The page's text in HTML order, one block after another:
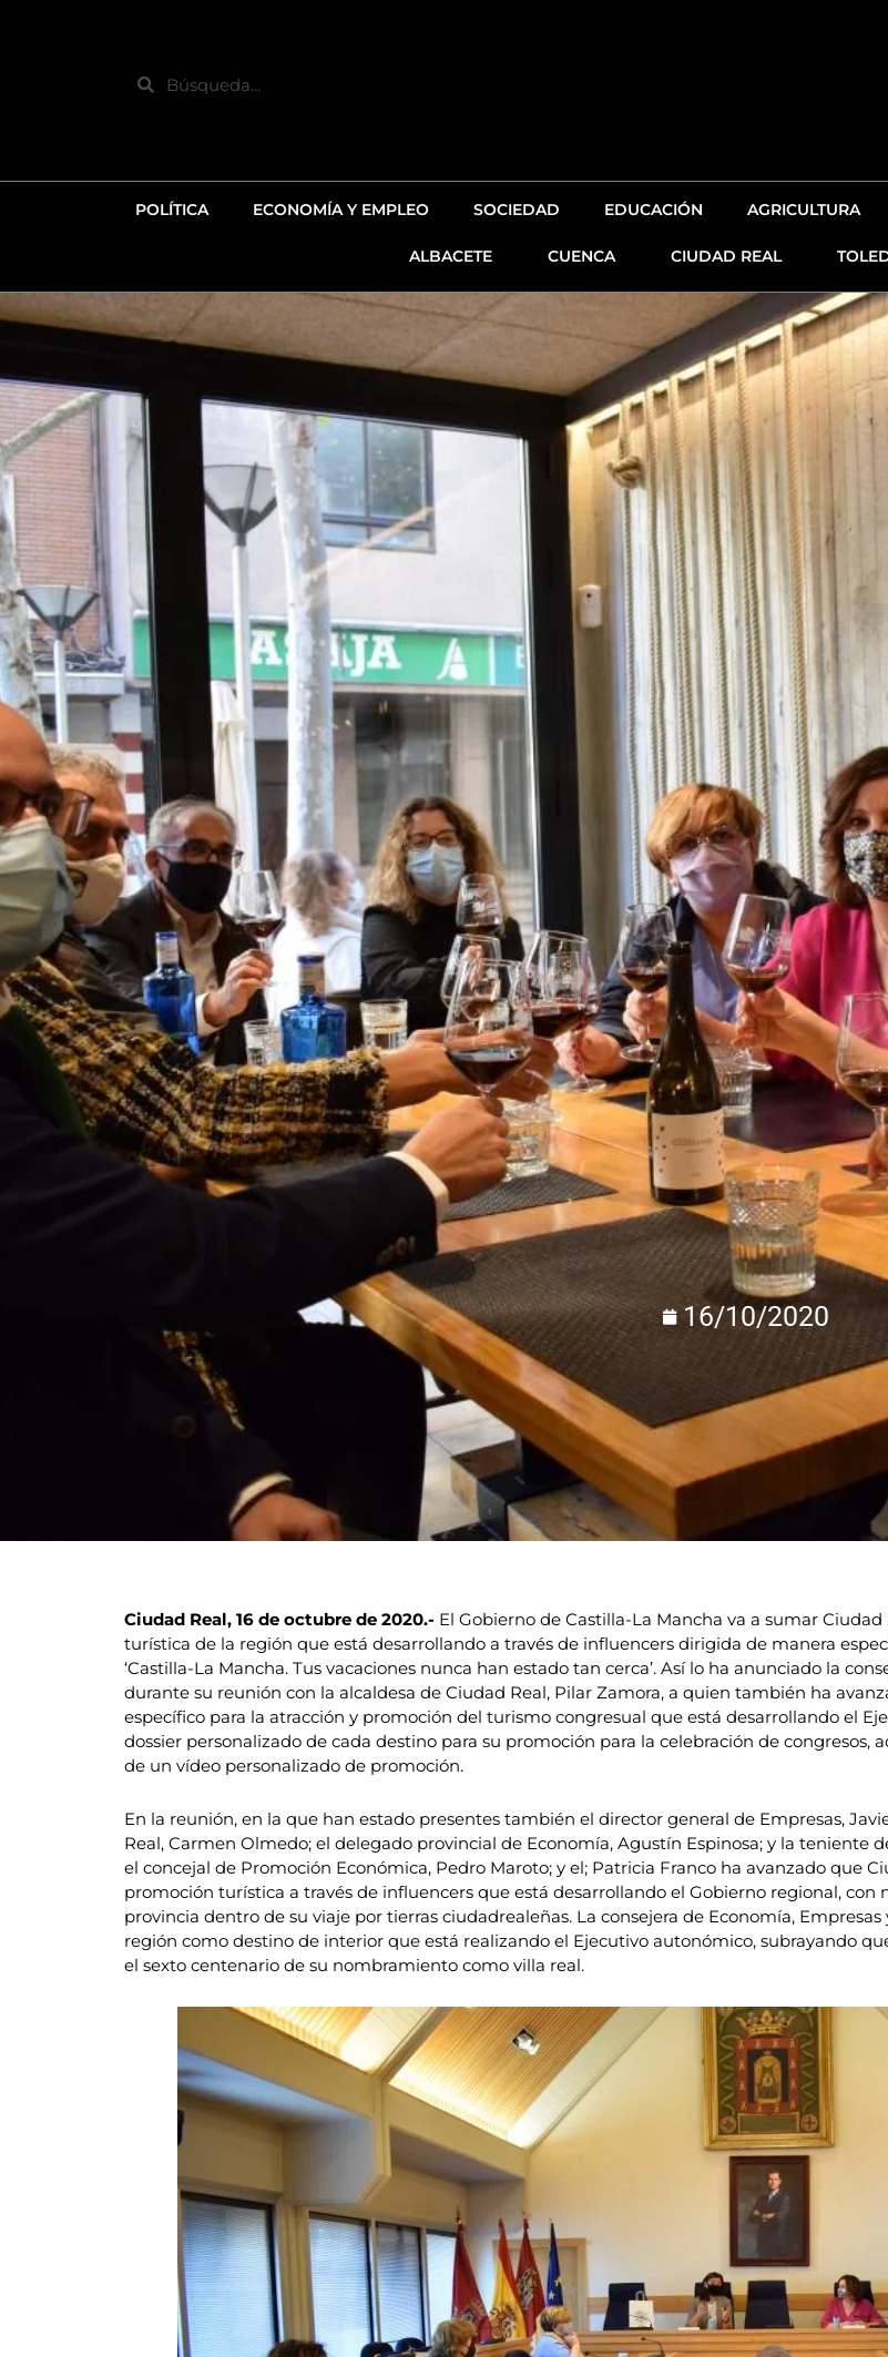
Search
POLÍTICA ECONOMÍA Y EMPLEO SOCIEDAD EDUCACIÓN AGRICULTURA
ALBACETE CUENCA CIUDAD REAL
16/10/2020
Ciudad Real, 16 de octubre de 2020.- El Gobierno de Castilla-La Mancha va a sumar
turística de la región que está desarrollando a través de influencers dirigida de manera
‘Castilla-La Mancha. Tus vacaciones nunca han estado tan cerca’. Así lo ha anunciado la
durante su reunión con la alcaldesa de Ciudad Real, Pilar Zamora, a quien también ha
específico para la atracción y promoción del turismo congresual que está desarrollando el
dossier personalizado de cada destino para su promoción para la celebración de
de un vídeo personalizado de promoción.
En la reunión, en la que han estado presentes también el director general de Empresas,
Real, Carmen Olmedo; el delegado provincial de Economía, Agustín Espinosa; y la teniente
el concejal de Promoción Económica, Pedro Maroto; y el; Patricia Franco ha avanzado que
promoción turística a través de influencers que está desarrollando el Gobierno regional,
provincia dentro de su viaje por tierras ciudadrealeñas. La consejera de Economía,
región como destino de interior que está realizando el Ejecutivo autonómico, subrayando
el sexto centenario de su nombramiento como villa real.